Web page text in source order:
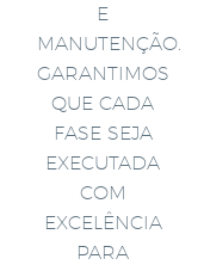
E
MANUTENÇÃO.
GARANTIMOS
QUE CADA
FASE SEJA
EXECUTADA
COM
EXCELÊNCIA
PARA